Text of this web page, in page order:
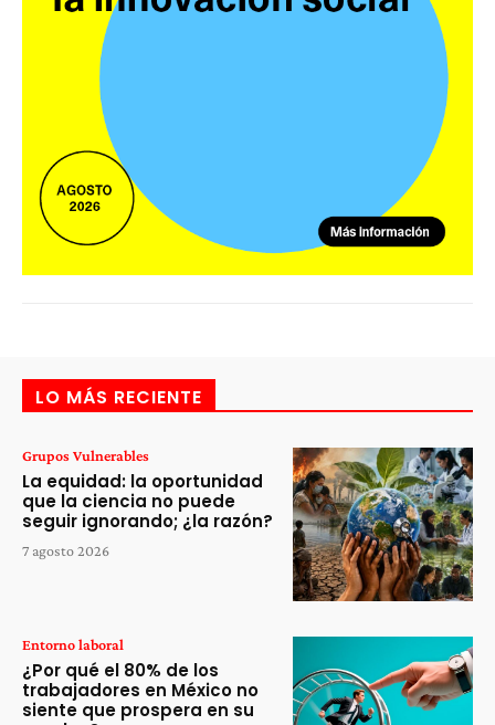
LO MÁS RECIENTE
Grupos Vulnerables
La equidad: la oportunidad
que la ciencia no puede
seguir ignorando; ¿la razón?
7 agosto 2026
Entorno laboral
¿Por qué el 80% de los
trabajadores en México no
siente que prospera en su